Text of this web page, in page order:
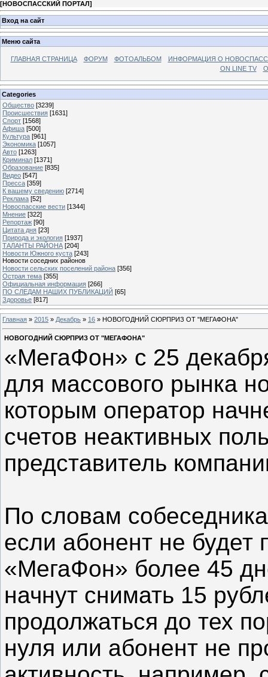
[НОВОСПАССКИЙ ПОРТАЛ]
Вход на сайт
Меню сайта
ГЛАВНАЯ СТРАНИЦА ФОРУМ ФОТОАЛЬБОМ
ИНФОРМАЦИЯ О
ON LINE TV
Categories
Общество [3239]
Происшествия [1631]
Спорт [1568]
Афиша [500]
Культура [961]
Экономика [1057]
Авто [1263]
Криминал [1371]
Образование [835]
Видео [547]
Пресса [359]
К вашему сведению [2714]
Реклама [52]
Новоспасские вести [1344]
Мнение [322]
Репортаж [90]
Цитата дня [23]
Природа и экология [1937]
ТАЛАНТЫ РАЙОНА [204]
Новости Южного куста [243]
Новости соседних районов
Новости сельских поселений района [356]
Острая тема [355]
Официальная информация [266]
ПО СЛЕДАМ НАШИХ ПУБЛИКАЦИЙ [65]
Здоровье [817]
Главная » 2015 » Декабрь » 16 » НОВОГОДНИЙ СЮРПРИЗ ОТ "МЕГАФОНА"
НОВОГОДНИЙ СЮРПРИЗ ОТ "МЕГАФОНА"
«МегаФон» с 25
для массового рынка
которым оператор
счетов неактивных
представитель
По словам
если абонент не будет
«МегаФон» более 45
начнут снимать 15
продолжаться до тех
нуля или абонент не